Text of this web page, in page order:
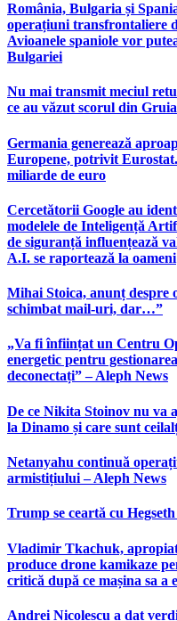
România, Bulgaria și
operațiuni transfrontaliere
Avioanele spaniole vor
Bulgariei
Nu mai transmit meciul
ce au văzut scorul din
Germania generează
Europene, potrivit
miliarde de euro
Cercetătorii Google au
modelele de Inteligență
de siguranță influențează
A.I. se raportează la oameni
Mihai Stoica, anunț despre
schimbat mail-uri, dar…”
„Va fi înființat un Centru
energetic pentru
deconectați” – Aleph News
De ce Nikita Stoinov nu va
la Dinamo și care sunt
Netanyahu continuă
armistițiului – Aleph News
Trump se ceartă cu
Vladimir Tkachuk,
produce drone kamikaze
critică după ce mașina sa a
Andrei Nicolescu a dat